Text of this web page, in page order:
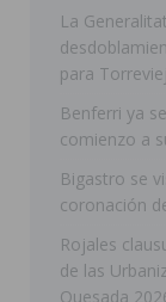
La
para
Benferri ya
comienzo a
Bigastro se
coronación
Rojales
de las
Quesada